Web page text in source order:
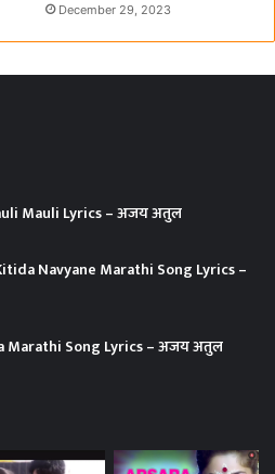
December 29, 2023
Mauli Lyrics – अजय अतुल
Navyane Marathi Song Lyrics –
Marathi Song Lyrics – अजय अतुल